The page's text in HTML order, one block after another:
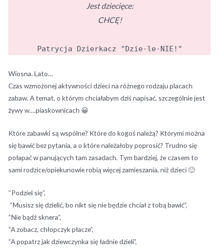
Jest dziecięce:
CHCĘ!
Patrycja Dzierkacz "Dzie-le-NIE!"
Wiosna. Lato…
Czas wzmożonej aktywności dzieci na różnego rodzaju placach
zabaw. A temat, o którym chciałabym dziś napisać, szczególnie jest
żywy w….piaskownicach 😀
Które zabawki są wspólne? Które do kogoś należą? Którymi można
się bawić bez pytania, a o które należałoby poprosić? Trudno się
połapać w panujących tam zasadach. Tym bardziej, że czasem to
sami rodzice/opiekunowie robią więcej zamieszania, niż dzieci 🙂
“Podziel się”,
“Musisz się dzielić, bo nikt się nie będzie chciał z tobą bawić”,
“Nie bądź sknera”,
“A zobacz, chłopczyk płacze”,
“A popatrz jak dziewczynka się ładnie dzieli”,